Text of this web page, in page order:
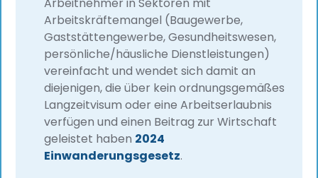
Arbeitskräftemangel (Baugewerbe,
Gaststättengewerbe, Gesundheitswesen,
persönliche/häusliche Dienstleistungen)
vereinfacht und wendet sich damit an
diejenigen, die über kein ordnungsgemäßes
Langzeitvisum oder eine Arbeitserlaubnis
verfügen und einen Beitrag zur Wirtschaft
geleistet haben 2024
Einwanderungsgesetz.